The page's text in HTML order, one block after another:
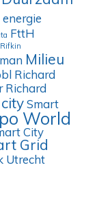
FttH
Rifkin
Milieu
Richard
Richard
Smart
World
City
Grid
Utrecht